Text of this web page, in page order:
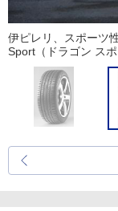
伊ピレリ、スポーツ
Sport（ドラゴン ス